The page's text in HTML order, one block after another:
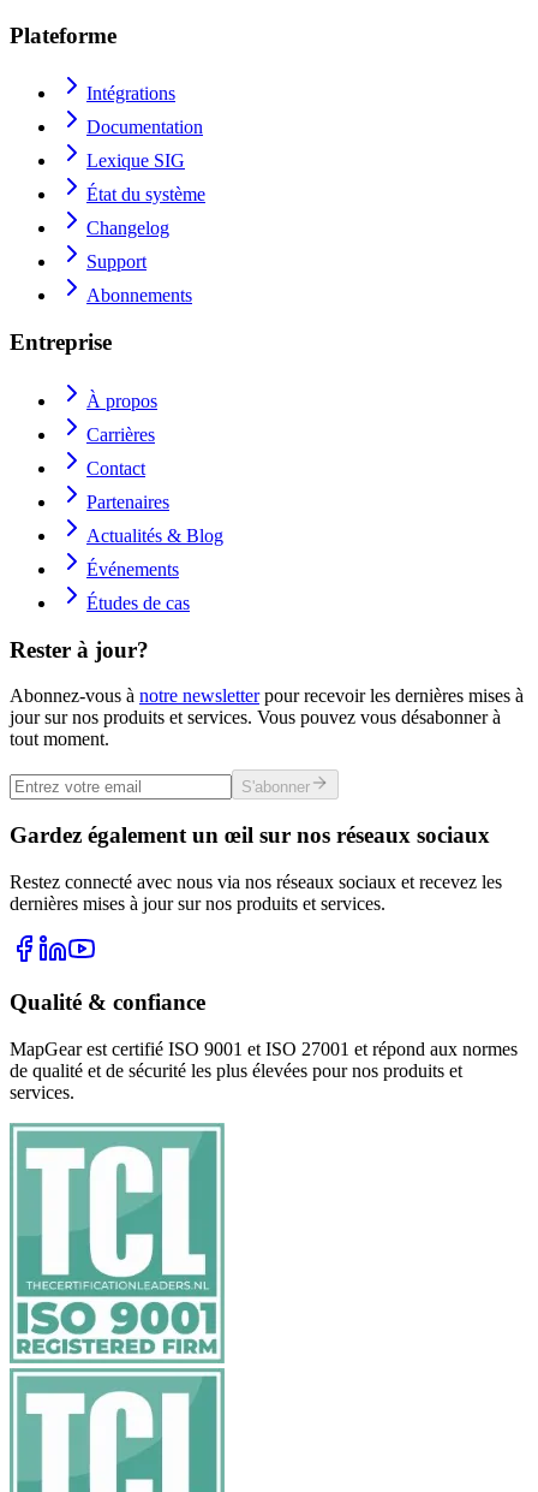
Plateforme
Intégrations
Documentation
Lexique SIG
État du système
Changelog
Support
Abonnements
Entreprise
À propos
Carrières
Contact
Partenaires
Actualités & Blog
Événements
Études de cas
Rester à jour?
Abonnez-vous à notre newsletterpour recevoir les dernières mises à
jour sur nos produits et services. Vous pouvez vous désabonner à
tout moment.
S'abonner
Gardez également un œil sur nos réseaux sociaux
Restez connecté avec nous via nos réseaux sociaux et recevez les
dernières mises à jour sur nos produits et services.
Qualité & confiance
MapGear est certifié ISO 9001 et ISO 27001 et répond aux normes
de qualité et de sécurité les plus élevées pour nos produits et
services.